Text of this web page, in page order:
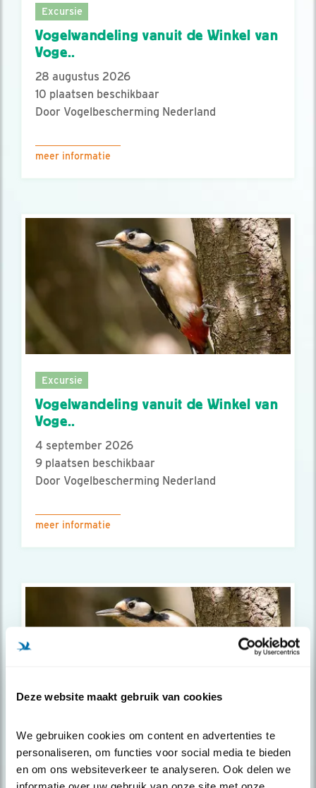
Deze website maakt gebruik van cookies
We gebruiken cookies om content en advertenties te
personaliseren, om functies voor social media te bieden
en om ons websiteverkeer te analyseren. Ook delen we
Excursie
Vogelwandeling vanuit de Winkel van
Voge..
28 augustus 2026
10 plaatsen beschikbaar
Door Vogelbescherming Nederland
meer informatie
Excursie
Vogelwandeling vanuit de Winkel van
Voge..
4 september 2026
9 plaatsen beschikbaar
Door Vogelbescherming Nederland
meer informatie
Excursie
Vogelwandeling vanuit de Winkel van